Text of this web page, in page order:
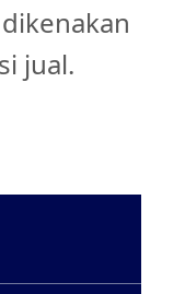
jual.